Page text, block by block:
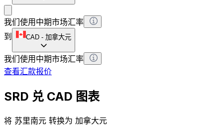
我们使用中期市场汇率
到
CAD - 加拿大元
我们使用中期市场汇率
查看汇款报价
SRD 兑 CAD 图表
将 苏里南元 转换为 加拿大元